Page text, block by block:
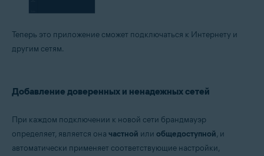
Теперь это приложение сможет подключаться к Интернету и
другим сетям.
Добавление доверенных и ненадежных сетей
При каждом подключении к новой сети брандмауэр
определяет, является она частной или общедоступной, и
автоматически применяет соответствующие настройки,